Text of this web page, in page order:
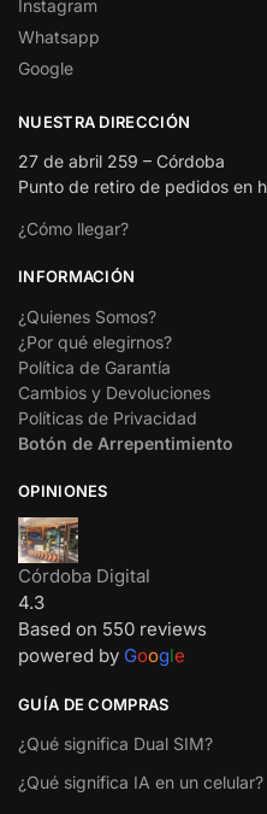
Instagram
Whatsapp
Google
NUESTRA DIRECCIÓN
27 de abril 259 – Córdoba
Punto de retiro de pedidos en
¿Cómo llegar?
INFORMACIÓN
¿Quienes Somos?
¿Por qué elegirnos?
Política de Garantía
Cambios y Devoluciones
Políticas de Privacidad
Botón de Arrepentimiento
OPINIONES
Córdoba Digital
4.3
Based on 550 reviews
powered by Google
GUÍA DE COMPRAS
¿Qué significa Dual SIM?
¿Qué significa IA en un celular?